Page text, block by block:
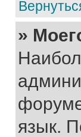
»
язык.